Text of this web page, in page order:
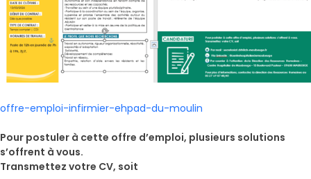
offre-emploi-infirmier-ehpad-du-moulin
Pour postuler à cette offre d’emploi, plusieurs solutions
s’offrent à vous.
Transmettez votre CV, soit